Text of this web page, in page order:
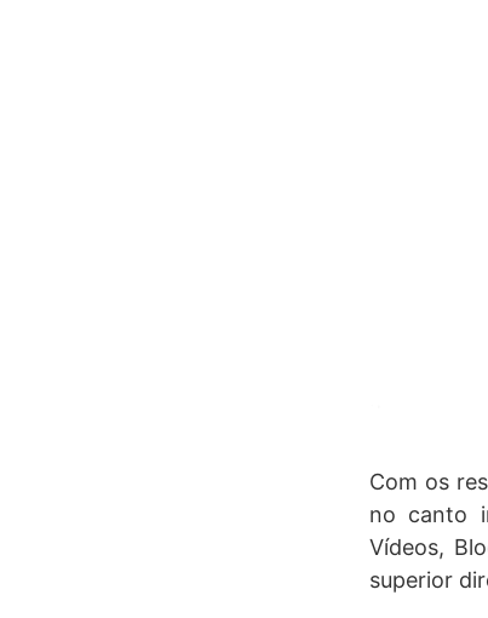
Com os
no canto
Vídeos,
superior